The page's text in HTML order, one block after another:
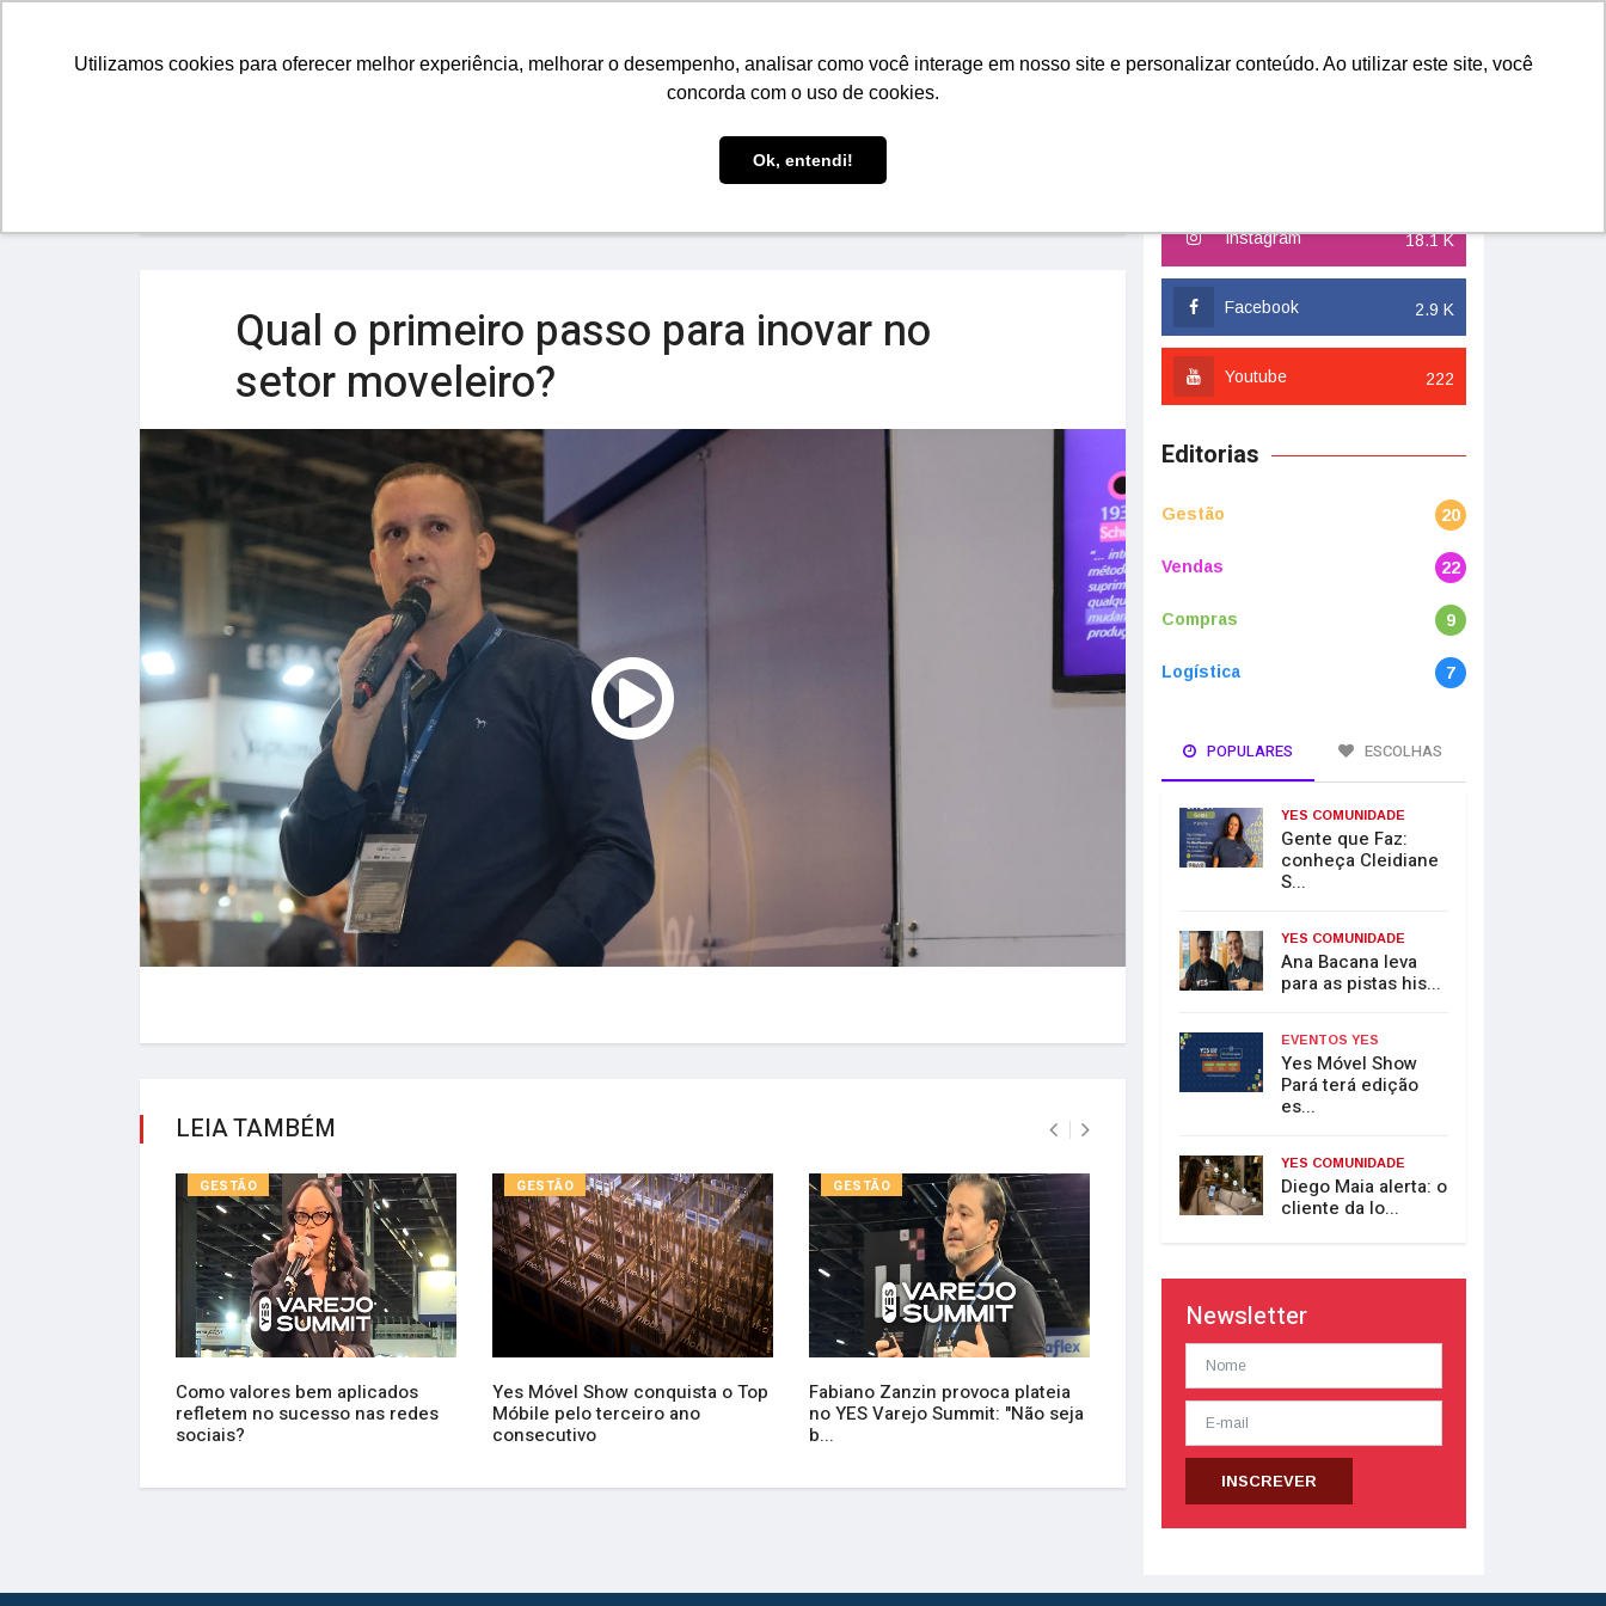
Utilizamos cookies para oferecer melhor experiência, melhorar o desempenho, analisar como você interage em nosso site e personalizar conteúdo. Ao utilizar este site, você
concorda com o uso de cookies.
Ok, entendi!
GESTÃO LOGÍSTICA QUERO FAZER PARTE
Qual o primeiro passo para inovar no
setor moveleiro?
LEIA TAMBÉM
GESTÃO
Como valores bem aplicados
refletem no sucesso nas redes
sociais?
GESTÃO
Yes Móvel Show conquista o Top
Móbile pelo terceiro ano
consecutivo
GESTÃO
Fabiano Zanzin provoca plateia
no YES Varejo Summit: "Não seja
b...
GESTÃO
Treinamento
Instagram 18.1 K
Facebook 2.9 K
Youtube 222
Editorias
Gestão 20
Vendas 22
Compras 9
Logística 7
POPULARES ESCOLHAS
YES COMUNIDADE
Gente que Faz:
conheça Cleidiane
S...
YES COMUNIDADE
Ana Bacana leva
para as pistas his...
EVENTOS YES
Yes Móvel Show
Pará terá edição
es...
YES COMUNIDADE
Diego Maia alerta: o
cliente da lo...
Newsletter
INSCREVER